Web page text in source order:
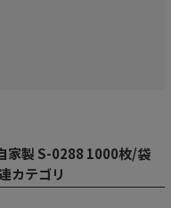
家製 S-0288 1000枚/袋
カテゴリ